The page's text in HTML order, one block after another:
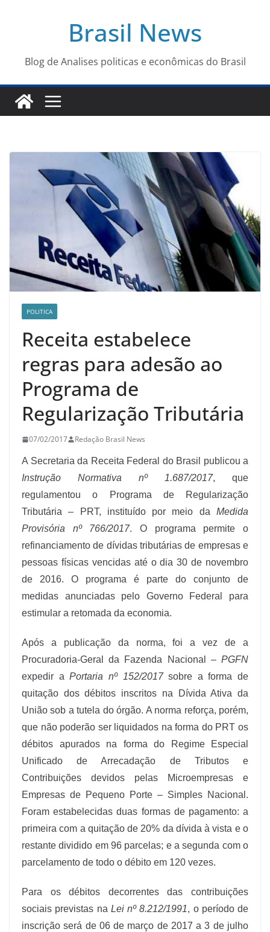
conteúdo
Brasil News
Blog de Analises politicas e econômicas do Brasil
POLITICA
Receita estabelece
regras para adesão ao
Programa de
Regularização Tributária
07/02/2017 Redação Brasil News
A Secretaria da Receita Federal do Brasil publicou a
Instrução Normativa nº 1.687/2017, que
regulamentou o Programa de Regularização
Tributária – PRT, instituído por meio da Medida
Provisória nº 766/2017. O programa permite o
refinanciamento de dívidas tributárias de empresas e
pessoas físicas vencidas até o dia 30 de novembro
de 2016. O programa é parte do conjunto de
medidas anunciadas pelo Governo Federal para
estimular a retomada da economia.
Após a publicação da norma, foi a vez de a
Procuradoria-Geral da Fazenda Nacional – PGFN
expedir aPortaria nº 152/2017sobre a forma de
quitação dos débitos inscritos na Dívida Ativa da
União sob a tutela do órgão. A norma reforça, porém,
que não poderão ser liquidados na forma do PRT os
débitos apurados na forma do Regime Especial
Unificado de Arrecadação de Tributos e
Contribuições devidos pelas Microempresas e
Empresas de Pequeno Porte – Simples Nacional.
Foram estabelecidas duas formas de pagamento: a
primeira com a quitação de 20% da dívida à vista e o
restante dividido em 96 parcelas; e a segunda com o
parcelamento de todo o débito em 120 vezes.
Para os débitos decorrentes das contribuições
sociais previstas na Lei nº 8.212/1991, o período de
inscrição será de 06 de março de 2017 a 3 de julho